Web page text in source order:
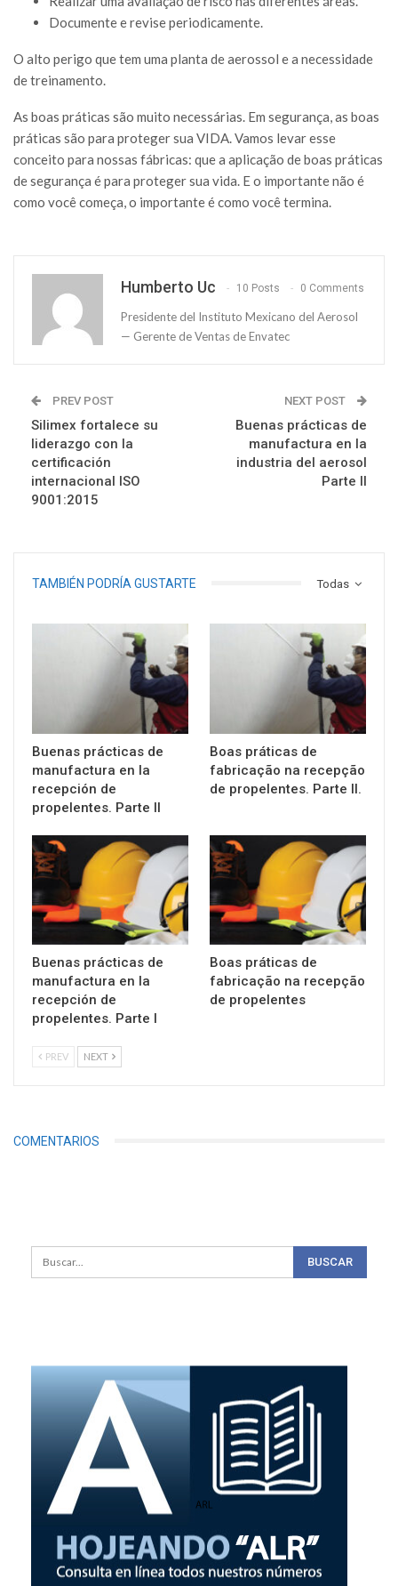
Documente e revise periodicamente.
O alto perigo que tem uma planta de aerossol e a necessidade
de treinamento.
As boas práticas são muito necessárias. Em segurança, as boas
práticas são para proteger sua VIDA. Vamos levar esse
conceito para nossas fábricas: que a aplicação de boas práticas
de segurança é para proteger sua vida. E o importante não é
como você começa, o importante é como você termina.
Humberto Uc 10 Posts 0 Comments
Presidente del Instituto Mexicano del Aerosol
— Gerente de Ventas de Envatec
PREV POST
Silimex fortalece su
liderazgo con la
certificación
internacional ISO
9001:2015
NEXT POST
Buenas prácticas de
manufactura en la
industria del aerosol
Parte II
Todas
TAMBIÉN PODRÍA GUSTARTE
Buenas prácticas de
manufactura en la
recepción de
propelentes. Parte II
Boas práticas de
fabricação na recepção
de propelentes. Parte II.
Buenas prácticas de
manufactura en la
recepción de
propelentes. Parte I
Boas práticas de
fabricação na recepção
de propelentes
PREV NEXT
COMENTARIOS